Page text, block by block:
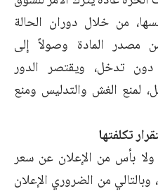
من خلال دوران الحالة
مصدر المادة وصولاً إلى
دون تدخل، ويقتصر الدور
لمنع الغش والتدليس ومنع
تكلفتها
ولا بأس من الإعلان عن سعر
وبالتالي من الضروري الإعلان